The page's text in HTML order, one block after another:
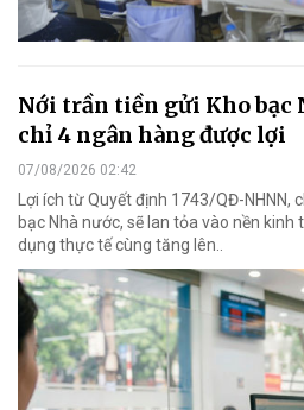
Nới trần tiền gửi Kho bạc
chỉ 4 ngân hàng được lợi
07/08/2026 02:42
Lợi ích từ Quyết định 1743/QĐ-NHNN,
bạc Nhà nước, sẽ lan tỏa vào nền
dụng thực tế cùng tăng lên..